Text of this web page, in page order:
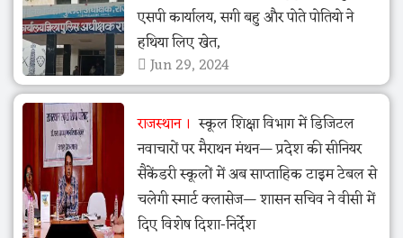
एसपी कार्यालय, सगी बहु और पोते पोतियो ने
हथिया लिए खेत,
Jun 29, 2024
राजस्थान
स्कूल शिक्षा विभाग में डिजिटल
नवाचारों पर मैराथन मंथन— प्रदेश की सीनियर
सैकेंडरी स्कूलों में अब साप्ताहिक टाइम टेबल से
चलेगी स्मार्ट क्लासेज— शासन सचिव ने वीसी में
दिए विशेष दिशा-निर्देश